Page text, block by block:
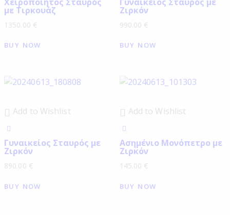
με Τιρκουάζ
1350.00 €
BUY NOW
Ζιρκόν
990.00 €
BUY NOW
Add to Wishlist
Γυναικείος Σταυρός με
Ζιρκόν
890.00 €
BUY NOW
Add to Wishlist
Ασημένιο Μονόπετρο με
Ζιρκόν
145.00 €
BUY NOW